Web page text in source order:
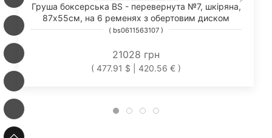
Груша боксерська шкіряна "ЕЛІТ" №8 85х64,4 з
вузлом кріплення на ланцюгах з підвісним тросом
( bs04121008 )
33637 грн
( 764.48 $ | 672.74 € )